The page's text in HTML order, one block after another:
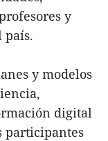
y
país.
y modelos
digital
participantes